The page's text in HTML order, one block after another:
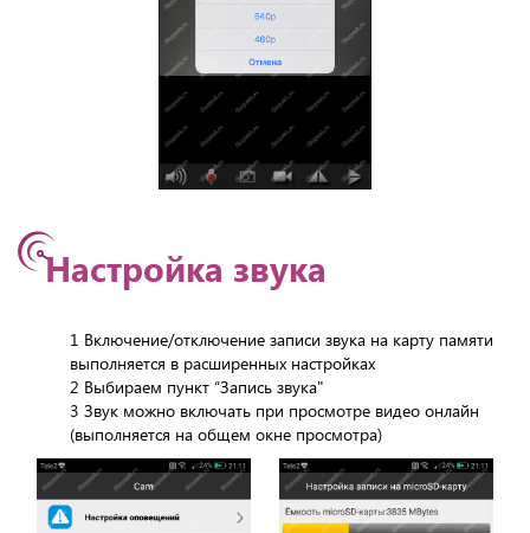
Настройка звука
1 Включение/отключение записи звука на карту памяти
выполняется в расширенных настройках
2 Выбираем пункт “Запись звука"
3 Звук можно включать при просмотре видео онлайн
(выполняется на общем окне просмотра)